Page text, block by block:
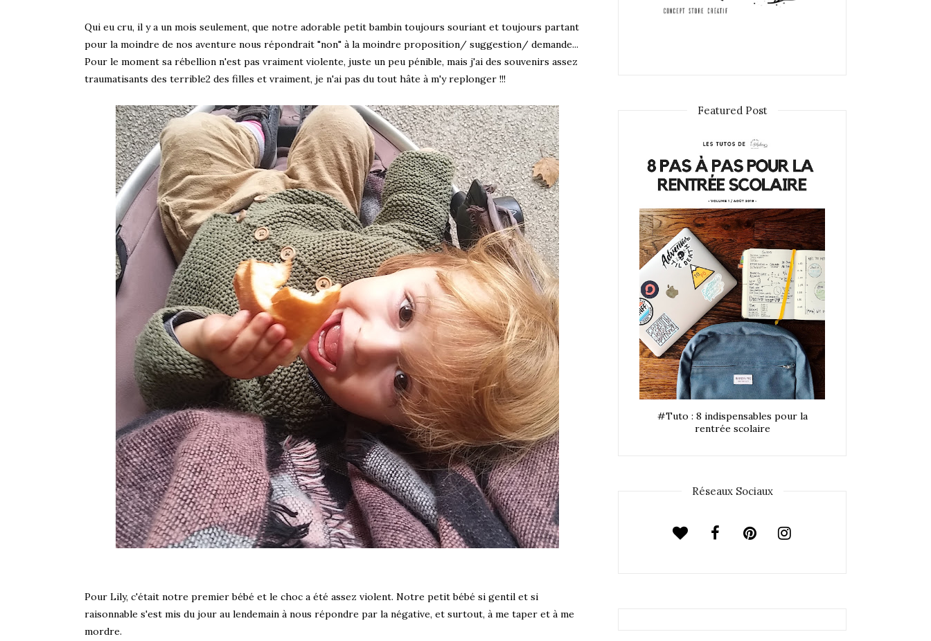
Qui eu cru, il y a un mois seulement, que notre adorable petit bambin toujours souriant et toujours partant
pour la moindre de nos aventure nous répondrait "non" à la moindre proposition/ suggestion/ demande...
Pour le moment sa rébellion n'est pas vraiment violente, juste un peu pénible, mais j'ai des souvenirs assez
traumatisants des terrible2 des filles et vraiment, je n'ai pas du tout hâte à m'y replonger !!!
Pour Lily, c'était notre premier bébé et le choc a été assez violent. Notre petit bébé si gentil et si
raisonnable s'est mis du jour au lendemain à nous répondre par la négative, et surtout, à me taper et à me
mordre.
Featured Post
#Tuto : 8 indispensables pour la
rentrée scolaire
Réseaux Sociaux